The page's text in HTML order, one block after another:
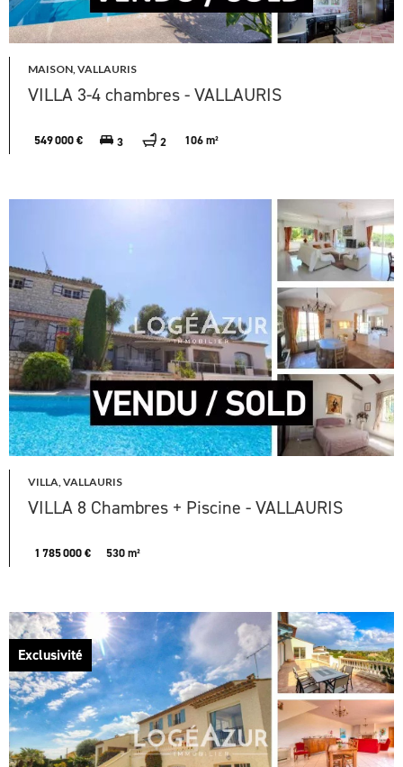
MAISON, VALLAURIS
VILLA 3-4 chambres - VALLAURIS
549 000 € 3 2 106 m²
VILLA, VALLAURIS
VILLA 8 Chambres + Piscine - VALLAURIS
1 785 000 € 530 m²
Exclusivité